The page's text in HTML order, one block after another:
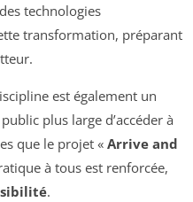
technologies
transformation, préparant
est également un
plus large d’accéder à
que le projet « Arrive and
à tous est renforcée,
.